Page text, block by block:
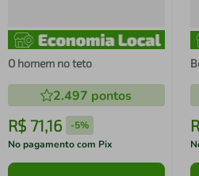
O homem no teto
2.497 pontos
R$ 71,16 -5%
No pagamento com Pix